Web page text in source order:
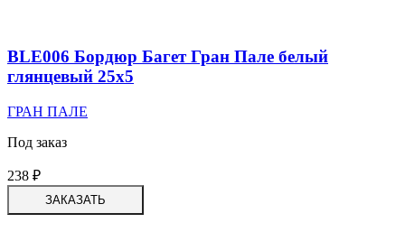
BLE006 Бордюр Багет Гран Пале белый
глянцевый 25х5
ГРАН ПАЛЕ
Под заказ
238 ₽
ЗАКАЗАТЬ